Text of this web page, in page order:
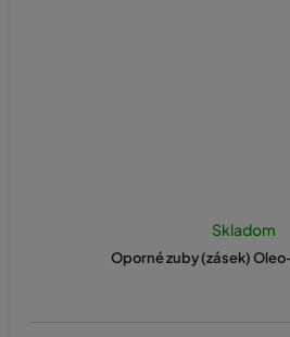
Oporné zuby (zásek)
Skladom